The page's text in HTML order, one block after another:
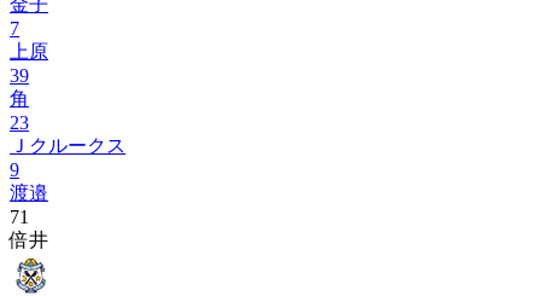
金子
7
上原
39
角
23
Ｊクルークス
9
渡邉
71
倍井